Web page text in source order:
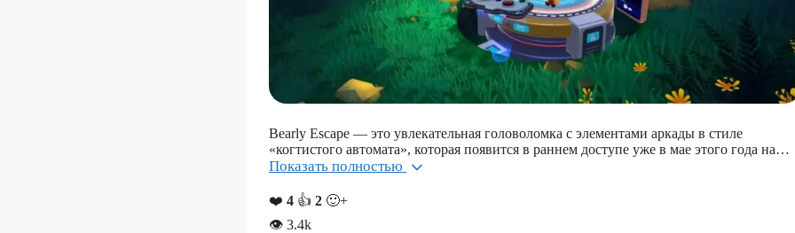
Bearly Escape — это увлекательная головоломка с элементами аркады в стиле
«когтистого автомата», которая появится в раннем доступе уже в мае этого года на…
Показать полностью
❤️ 4 👍 2 🙂+
👁 3.4k